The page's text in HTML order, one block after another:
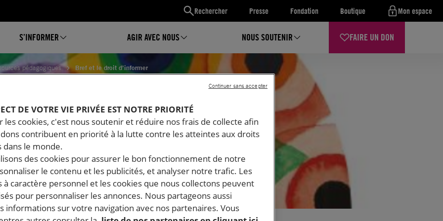
Rechercher Presse Fondation Boutique Mon espace
S’INFORMER AGIR AVEC NOUS NOUS SOUTENIR FAIRE UN DON
pédagogiques Bref et le droit d’informer
DROIT D’INFORMER
DE VOTRE VIE PRIVÉE EST NOTRE PRIORITÉ
les cookies, c'est nous soutenir et réduire nos frais de collecte afin
contribuent en priorité à la lutte contre les atteintes aux droits
dans le monde.
des cookies pour assurer le bon fonctionnement de notre
le contenu et les publicités, et analyser notre trafic. Les
à caractère personnel et les cookies que nous collectons peuvent
pour personnaliser les annonces. Nous partageons aussi
informations sur votre navigation avec nos partenaires. Vous
Continuer sans accepter